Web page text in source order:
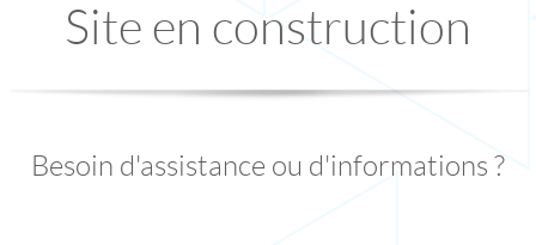
Site en construction
Besoin d'assistance ou d'informations ?